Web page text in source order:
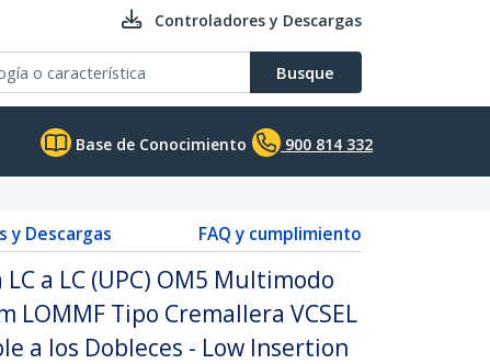
Controladores y Descargas
Busque
Base de Conocimiento 900 814 332
y Descargas FAQ y cumplimiento
a LC (UPC) OM5 Multimodo
LOMMF Tipo Cremallera VCSEL
a los Dobleces - Low Insertion